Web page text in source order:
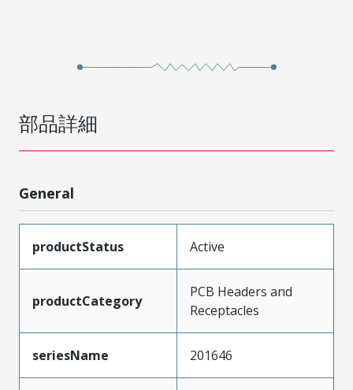
部品詳細
General
productStatus Active
productCategory
PCB Headers and
Receptacles
seriesName 201646